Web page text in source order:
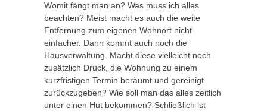
Womit fängt man an? Was muss ich alles
beachten? Meist macht es auch die weite
Entfernung zum eigenen Wohnort nicht
einfacher. Dann kommt auch noch die
Hausverwaltung. Macht diese vielleicht noch
zusätzlich Druck, die Wohnung zu einem
kurzfristigen Termin beräumt und gereinigt
zurückzugeben? Wie soll man das alles zeitlich
unter einen Hut bekommen? Schließlich ist